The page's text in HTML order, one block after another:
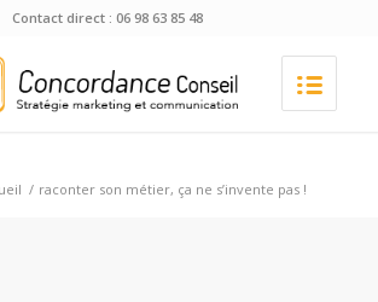
Contact direct : 06 98 63 85 48
/ raconter son métier, ça ne s’invente pas !